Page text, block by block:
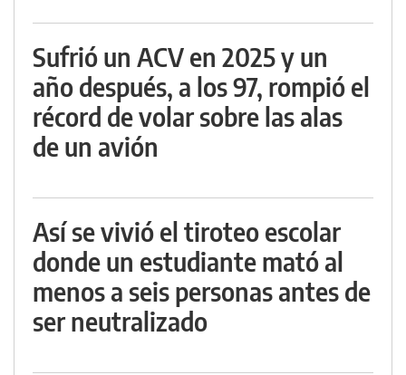
Sufrió un ACV en 2025 y un
año después, a los 97, rompió el
récord de volar sobre las alas
de un avión
Así se vivió el tiroteo escolar
donde un estudiante mató al
menos a seis personas antes de
ser neutralizado